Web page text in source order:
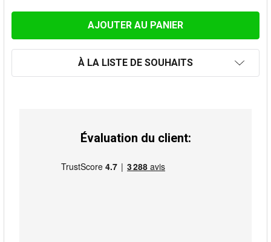
À LA LISTE DE SOUHAITS
Évaluation du client: